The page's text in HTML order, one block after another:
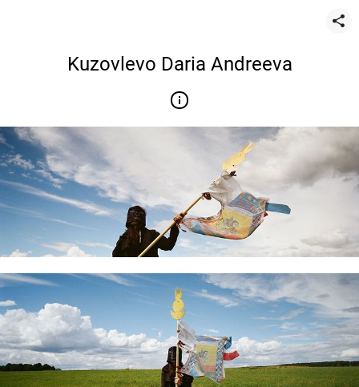
Kuzovlevo Daria Andreeva